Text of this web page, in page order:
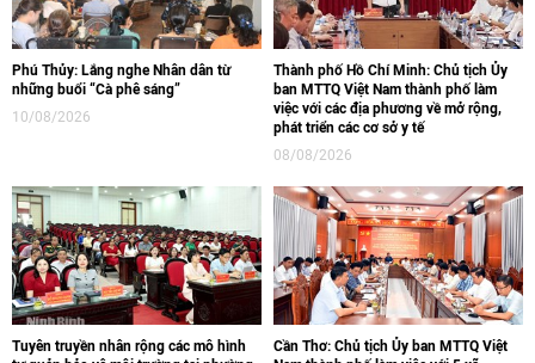
Phú Thủy: Lắng nghe Nhân dân từ
những buổi “Cà phê sáng”
10/08/2026
Thành phố Hồ Chí Minh: Chủ tịch Ủy
ban MTTQ Việt Nam thành phố làm
việc với các địa phương về mở rộng,
phát triển các cơ sở y tế
08/08/2026
Tuyên truyền nhân rộng các mô hình
Cần Thơ: Chủ tịch Ủy ban MTTQ Việt